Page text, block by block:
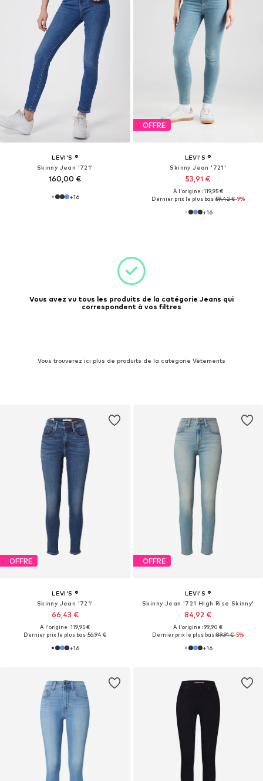
LEVI'S ®
Skinny Jean '721'
160,00 €
+16
OFFRE
LEVI'S ®
Skinny Jean '721'
53,91 €
À l'origine : 119,95 €
Dernier prix le plus bas :59,42 €-9%
+16
Vous avez vu tous les produits de la catégorie Jeans qui
correspondent à vos filtres
Vous trouverez ici plus de produits de la catégorie Vêtements
OFFRE
LEVI'S ®
Skinny Jean '721'
66,43 €
À l'origine : 119,95 €
Dernier prix le plus bas :56,94 €
+16
OFFRE
LEVI'S ®
Skinny Jean '721 High Rise Skinny'
84,92 €
À l'origine : 99,90 €
Dernier prix le plus bas :89,91 €-5%
+16